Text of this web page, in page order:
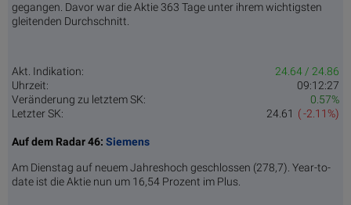
gegangen. Davor war die Aktie 363 Tage unter ihrem wichtigsten
gleitenden Durchschnitt.
Akt. Indikation:
24.64 / 24.86
Uhrzeit:
09:12:27
Veränderung zu letztem SK:
0.57%
Letzter SK:
( -2.11%)
24.61
Auf dem Radar 46: Siemens
Am Dienstag auf neuem Jahreshoch geschlossen (278,7). Year-to-
date ist die Aktie nun um 16,54 Prozent im Plus.